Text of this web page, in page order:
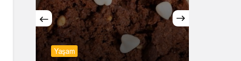
Gece modunu seçin.
Sistem Modu
Sistem modunu seçin.
Yaşam